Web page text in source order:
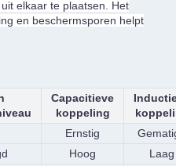
elkaar te plaatsen. Het
en beschermsporen helpt
Capacitieve
koppeling
Ernstig
Hoog
Laag